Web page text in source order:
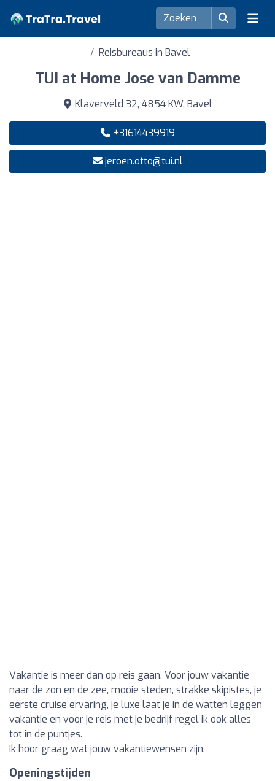
Reisbureaus in Bavel
TUI at Home Jose van Damme
Klaverveld 32, 4854 KW, Bavel
+31614439919
jeroen.otto@tui.nl
Vakantie is meer dan op reis gaan. Voor jouw vakantie
naar de zon en de zee, mooie steden, strakke skipistes, je
eerste cruise ervaring, je luxe laat je in de watten leggen
vakantie en voor je reis met je bedrijf regel ik ook alles
tot in de puntjes.
Ik hoor graag wat jouw vakantiewensen zijn.
Openingstijden